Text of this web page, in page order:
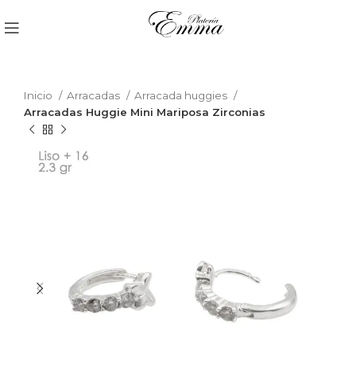
Inicio Arracadas
Arracada huggies
Arracadas Huggie Mini Mariposa Zirconias